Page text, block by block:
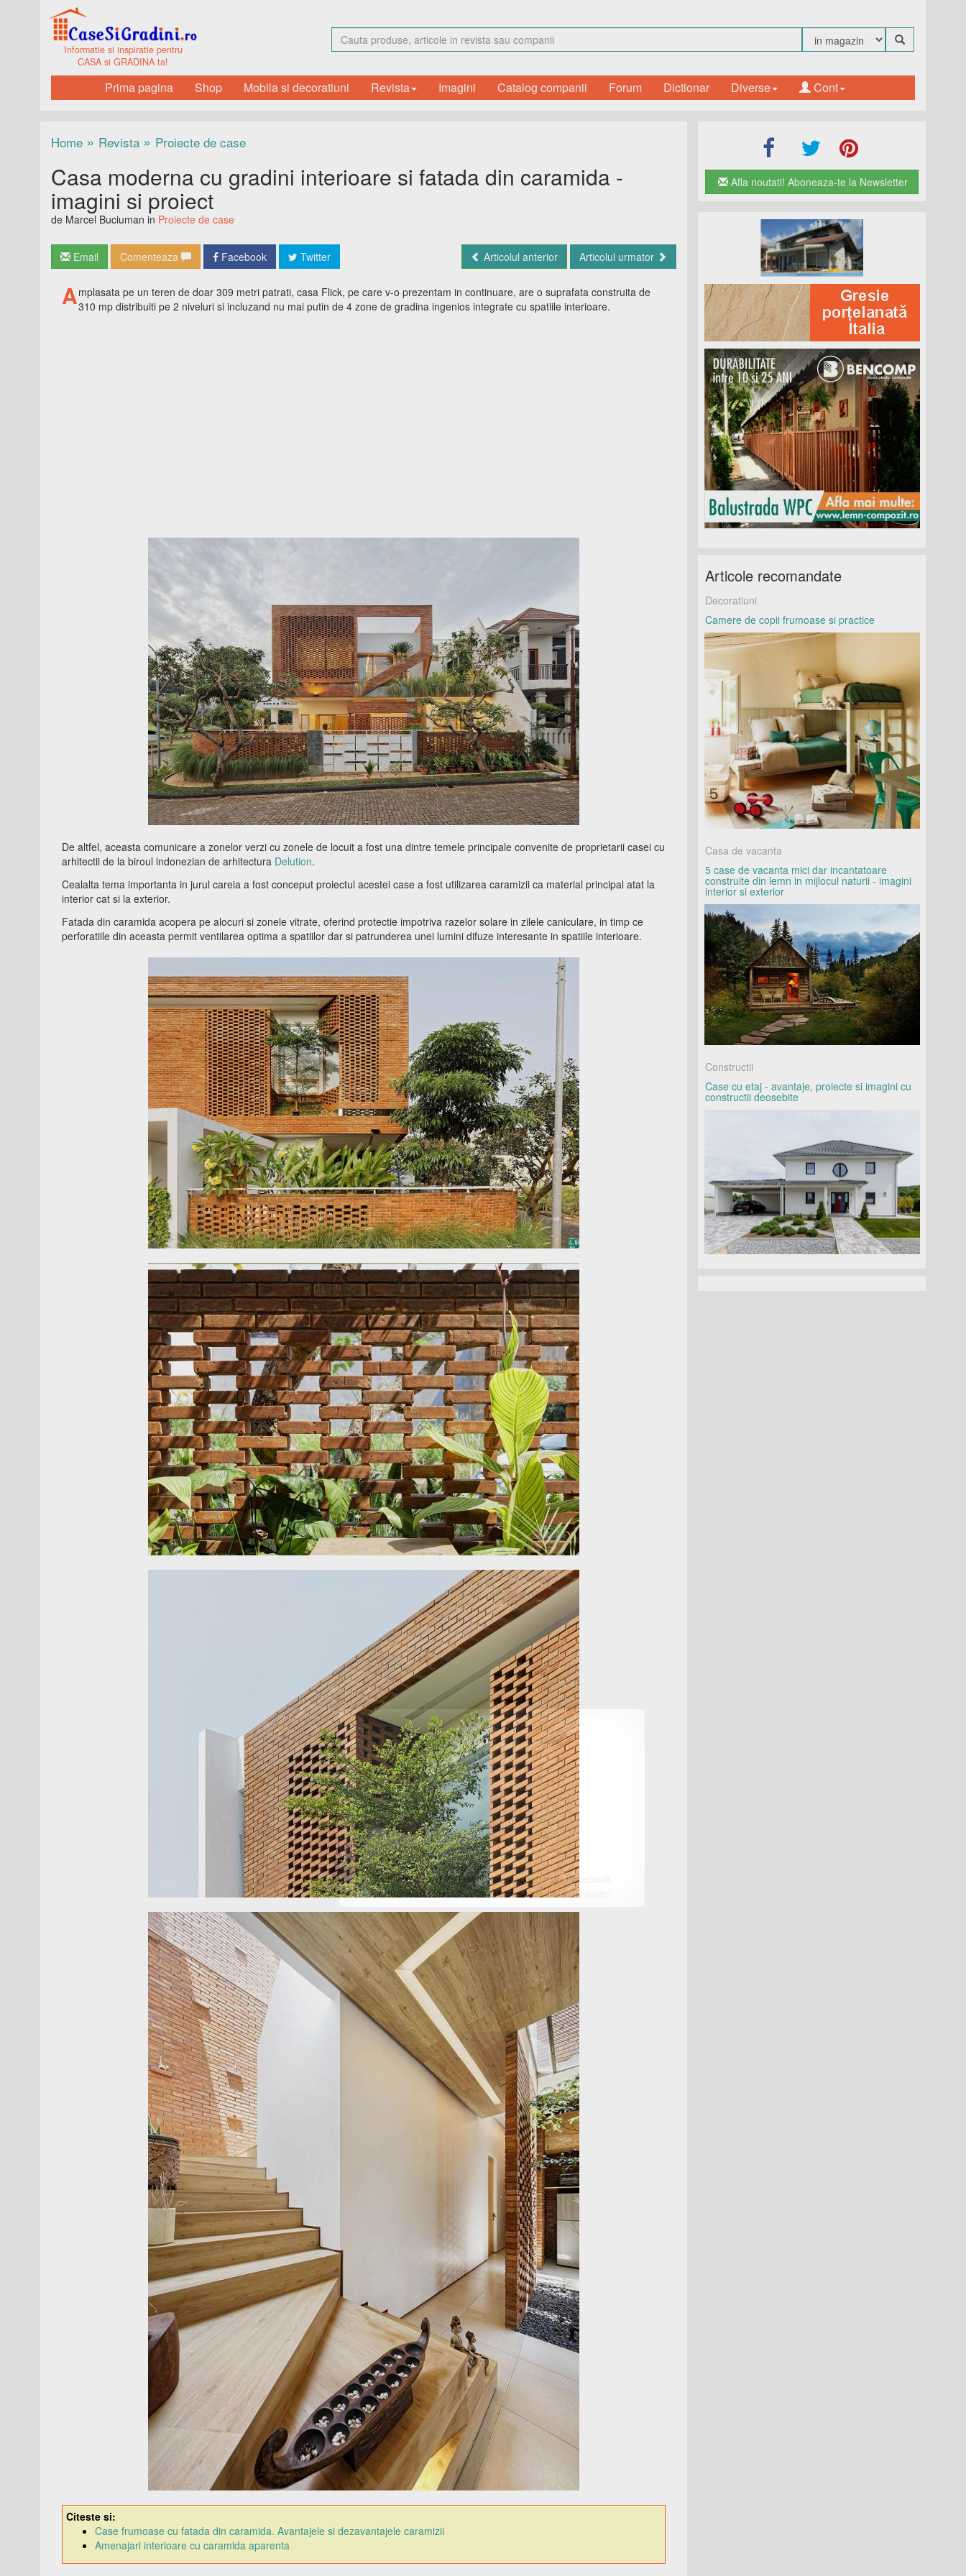
Informatie si inspiratie pentru
CASA si GRADINA ta!
Prima pagina Shop Mobila si decoratiuni Revista Imagini Catalog companii Forum Dictionar Cont
Diverse
Home » Revista » Proiecte de case
Casa moderna cu gradini interioare si fatada din caramida -
imagini si proiect
de Marcel Buciuman in Proiecte de case
Email Comenteaza Facebook Twitter Articolul anterior Articolul urmator
Amplasata pe un teren de doar 309 metri patrati, casa Flick, pe care v-o prezentam in continuare, are o suprafata construita de
310 mp distribuiti pe 2 niveluri si incluzand nu mai putin de 4 zone de gradina ingenios integrate cu spatiile interioare.
De altfel, aceasta comunicare a zonelor verzi cu zonele de locuit a fost una dintre temele principale convenite de proprietarii casei cu
arhitectii de la biroul indonezian de arhitectura Delution.
Cealalta tema importanta in jurul careia a fost conceput proiectul acestei case a fost utilizarea caramizii ca material principal atat la
interior cat si la exterior.
Fatada din caramida acopera pe alocuri si zonele vitrate, oferind protectie impotriva razelor solare in zilele caniculare, in timp ce
perforatiile din aceasta permit ventilarea optima a spatiilor dar si patrunderea unei lumini difuze interesante in spatiile interioare.
Citeste si:
Case frumoase cu fatada din caramida. Avantajele si dezavantajele caramizii
Amenajari interioare cu caramida aparenta
Afla noutati! Aboneaza-te la Newsletter
Articole recomandate
Decoratiuni
Camere de copii frumoase si practice
Casa de vacanta
5 case de vacanta mici dar incantatoare
construite din lemn in mijlocul naturii - imagini
interior si exterior
Constructii
Case cu etaj - avantaje, proiecte si imagini cu
constructii deosebite
Va invitam sa dati 'Like' paginii noastre de Facebook
pentru a afla zilnic noutati interesante. Va multumim!